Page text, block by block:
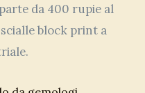
da 400 rupie al
block print a